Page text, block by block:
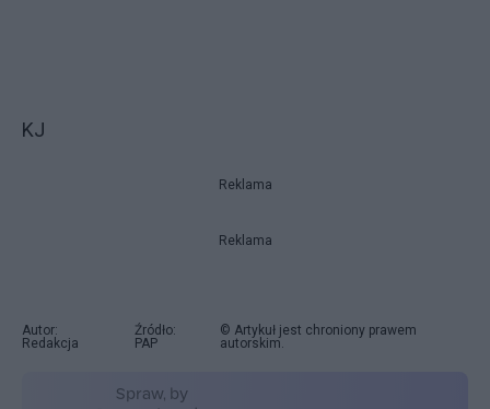
KJ
Reklama
Reklama
Autor:
Redakcja
Źródło:
PAP
© Artykuł jest chroniony prawem
autorskim.